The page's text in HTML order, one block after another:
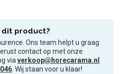
dit product?
Ons team helpt u graag
contact op met onze
viaverkoop@horecarama.nl
. Wij staan voor u klaar!